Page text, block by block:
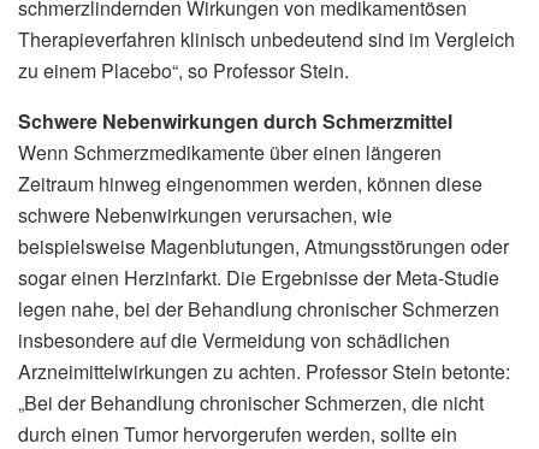
schmerzlindernden Wirkungen von medikamentösen
Therapieverfahren klinisch unbedeutend sind im Vergleich
zu einem Placebo“, so Professor Stein.
Schwere Nebenwirkungen durch Schmerzmittel
Wenn Schmerzmedikamente über einen längeren
Zeitraum hinweg eingenommen werden, können diese
schwere Nebenwirkungen verursachen, wie
beispielsweise Magenblutungen, Atmungsstörungen oder
sogar einen Herzinfarkt. Die Ergebnisse der Meta-Studie
legen nahe, bei der Behandlung chronischer Schmerzen
insbesondere auf die Vermeidung von schädlichen
Arzneimittelwirkungen zu achten. Professor Stein betonte:
„Bei der Behandlung chronischer Schmerzen, die nicht
durch einen Tumor hervorgerufen werden, sollte ein